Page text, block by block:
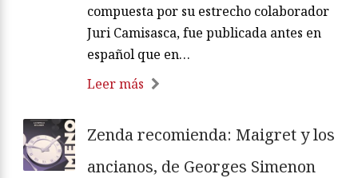
compuesta por su estrecho colaborador
Juri Camisasca, fue publicada antes en
español que en…
Leer más
Zenda recomienda: Maigret y los
ancianos, de Georges Simenon